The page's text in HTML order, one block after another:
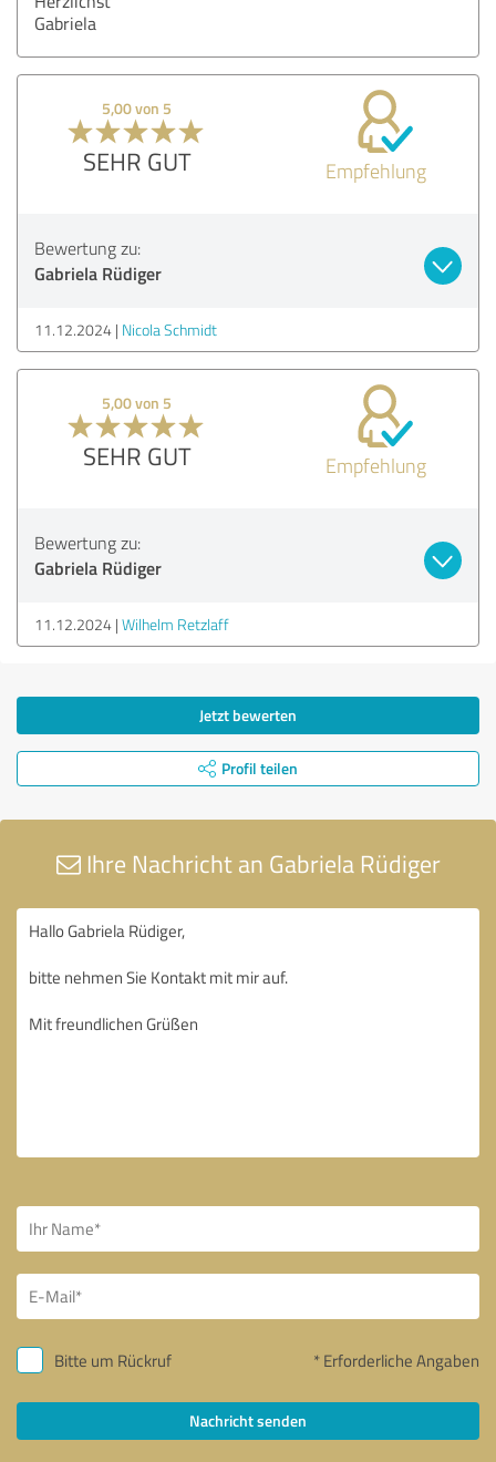
Gabriela
5,00 von 5
SEHR GUT Empfehlung
Bewertung zu:
Gabriela Rüdiger
11.12.2024 Nicola Schmidt
5,00 von 5
SEHR GUT Empfehlung
Bewertung zu:
Gabriela Rüdiger
11.12.2024 Wilhelm Retzlaff
Jetzt bewerten
Profil teilen
Ihre Nachricht an Gabriela Rüdiger
Bitte um Rückruf * Erforderliche Angaben
Nachricht senden